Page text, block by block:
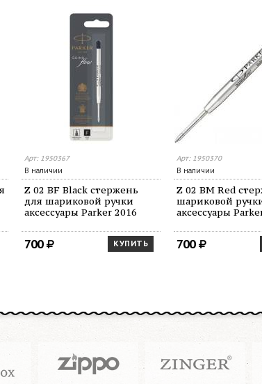
Арт: 1950367
В наличии
Z 02 BF Black стержень
для шариковой ручки
аксессуары Parker 2016
700 КУПИТЬ
Арт: 1950370
В наличии
Z 02 BM Red
шариковой
аксессуары
700